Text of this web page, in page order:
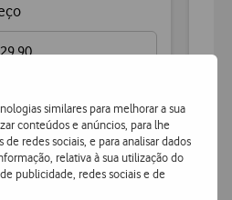
similares para melhorar a sua
conteúdos e anúncios, para lhe
redes sociais, e para analisar dados
relativa à sua utilização do
publicidade, redes sociais e de
mais